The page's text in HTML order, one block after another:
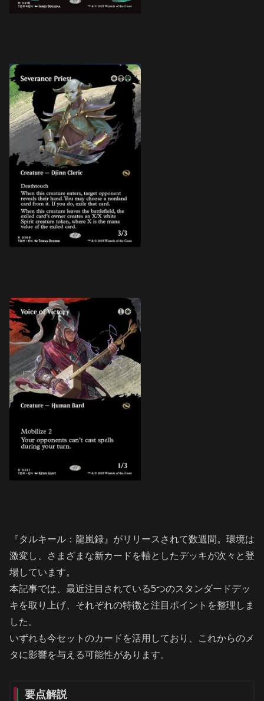
『タルキール：龍嵐録』がリリースされて数週間。環境は
激変し、さまざまな新カードを軸としたデッキが次々と登
場しています。
本記事では、最近注目されている5つのスタンダードデッ
キを取り上げ、それぞれの特徴と注目ポイントを整理しま
した。
いずれも今セットのカードを活用しており、これからのメ
タに影響を与える可能性があります。
要点解説